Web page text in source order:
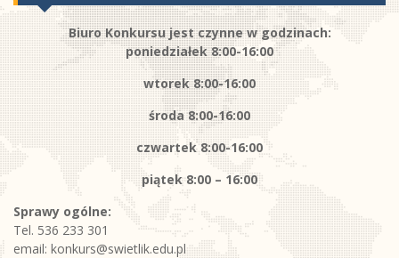
Biuro Konkursu jest czynne w godzinach:
poniedziałek 8:00-16:00
wtorek 8:00-16:00
środa 8:00-16:00
czwartek 8:00-16:00
piątek8:00 – 16:00
Sprawy ogólne:
Tel. 536 233 301
email: konkurs@swietlik.edu.pl